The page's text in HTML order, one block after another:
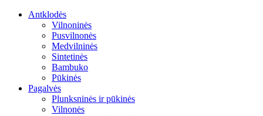
Antklodės
Vilnoninės
Pusvilnonės
Medvilninės
Sintetinės
Bambuko
Pūkinės
Pagalvės
Plunksninės ir pūkinės
Vilnonės